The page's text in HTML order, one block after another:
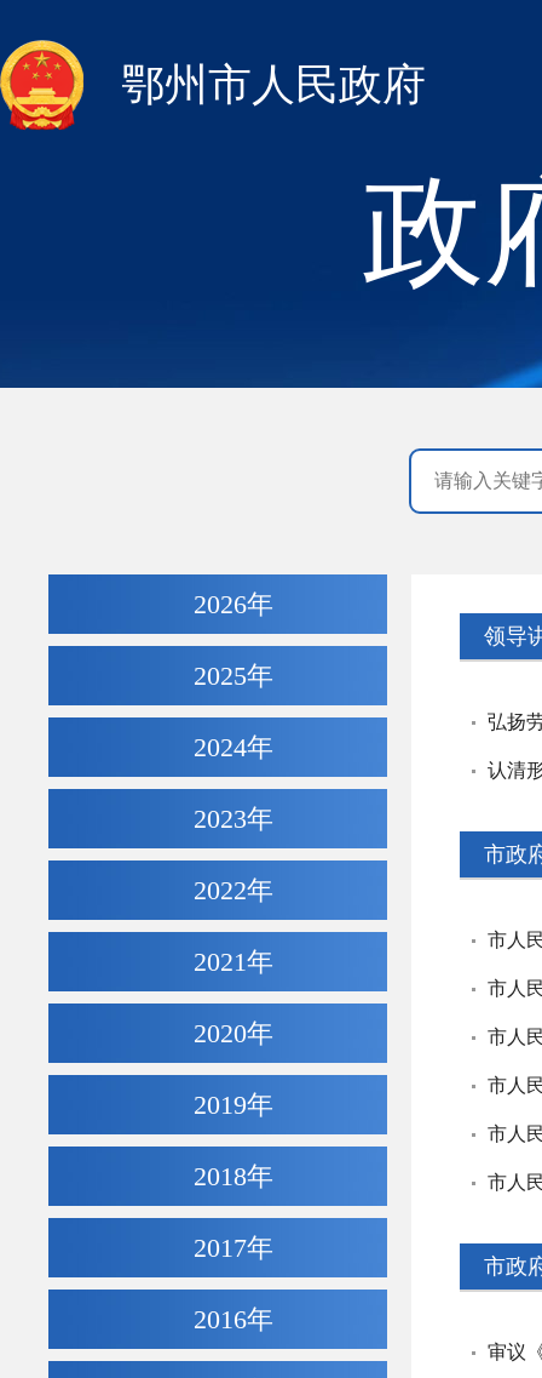
政
鄂州市人民政府
2026年
2025年
2024年
2023年
2022年
2021年
2020年
2019年
2018年
2017年
2016年
领导
弘扬
认清
市政
市人
市人
市人
市人
市人
市政
审议